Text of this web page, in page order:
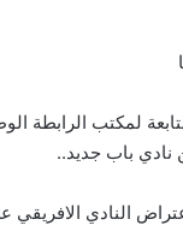
نادي باب جديد..
النادي